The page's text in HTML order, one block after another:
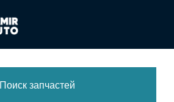
Поиск запчастей